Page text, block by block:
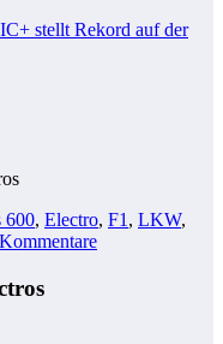
stellt Rekord auf der
600, Electro, F1 , LKW,